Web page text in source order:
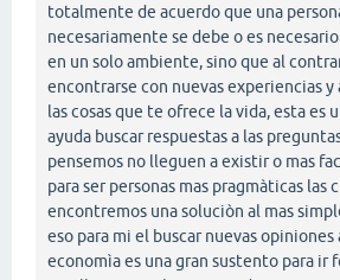
totalmente de acuerdo que una
necesariamente se debe o es
en un solo ambiente, sino que al
encontrarse con nuevas experiencias
las cosas que te ofrece la vida, esta es
ayuda buscar respuestas a las
pensemos no lleguen a existir o mas
para ser personas mas pragmàticas las
encontremos una soluciòn al mas
eso para mi el buscar nuevas opiniones
economìa es una gran sustento para ir